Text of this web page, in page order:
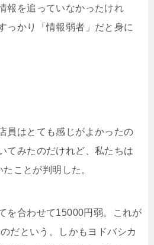
報を追っていなかったけれ
っかり「情報弱者」だと身に
員はとても感じがよかったの
てみたのだけれど、私たちは
ことが判明した。
を合わせて15000円弱。これが
だという。しかもヨドバシカ